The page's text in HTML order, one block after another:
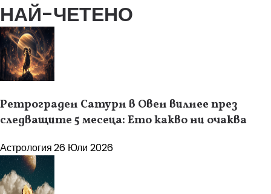
НАЙ-ЧЕТЕНО
Ретрограден Сатурн в Овен вилнее през
следващите 5 месеца: Ето какво ни очаква
Астрология26 Юли 2026